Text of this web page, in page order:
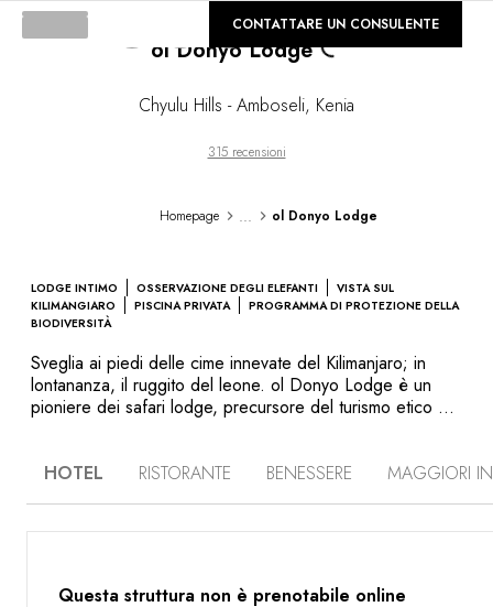
GALLERIA
ol Donyo Lodge
Chyulu Hills - Amboseli, Kenia
315 recensioni
Homepage ... ol Donyo Lodge
LODGE INTIMO OSSERVAZIONE DEGLI ELEFANTI
VISTA SUL
KILIMANGIARO
PISCINA PRIVATA
PROGRAMMA DI PROTEZIONE DELLA
BIODIVERSITÀ
Sveglia ai piedi delle cime innevate del Kilimanjaro; in
lontananza, il ruggito del leone. ol Donyo Lodge è un
pioniere dei safari lodge, precursore del turismo etico e
Sito sui pendii delle Chyulu Hills, questo lodge combina
in 4x4, oppure appostati in un nascondiglio, a venti passi
Lodge gode di una situazione senza pari, a strapiombo
CONTATTARE UN CONSULENTE
HOTEL RISTORANTE BENESSERE MAGGIORI
Questa struttura non è prenotabile online